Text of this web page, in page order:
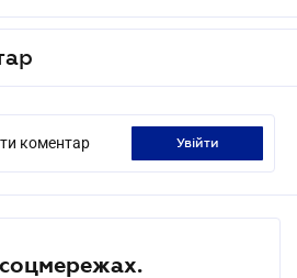
коментар увійти